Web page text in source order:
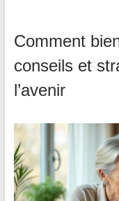
Comment
conseils et
l’avenir